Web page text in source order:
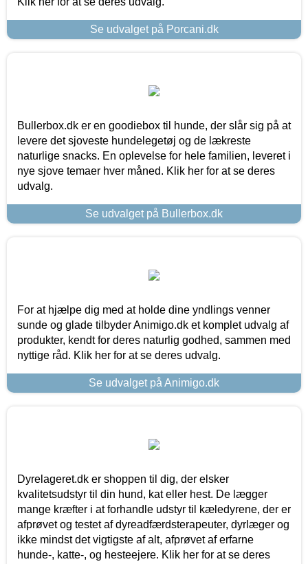
Se udvalget på Porcani.dk
Bullerbox.dk er en goodiebox til hunde, der slår sig på at
levere det sjoveste hundelegetøj og de lækreste
naturlige snacks. En oplevelse for hele familien, leveret i
nye sjove temaer hver måned. Klik her for at se deres
udvalg.
Se udvalget på Bullerbox.dk
For at hjælpe dig med at holde dine yndlings venner
sunde og glade tilbyder Animigo.dk et komplet udvalg af
produkter, kendt for deres naturlig godhed, sammen med
nyttige råd. Klik her for at se deres udvalg.
Se udvalget på Animigo.dk
Dyrelageret.dk er shoppen til dig, der elsker
kvalitetsudstyr til din hund, kat eller hest. De lægger
mange kræfter i at forhandle udstyr til kæledyrene, der er
afprøvet og testet af dyreadfærdsterapeuter, dyrlæger og
ikke mindst det vigtigste af alt, afprøvet af erfarne
hunde-, katte-, og hesteejere. Klik her for at se deres